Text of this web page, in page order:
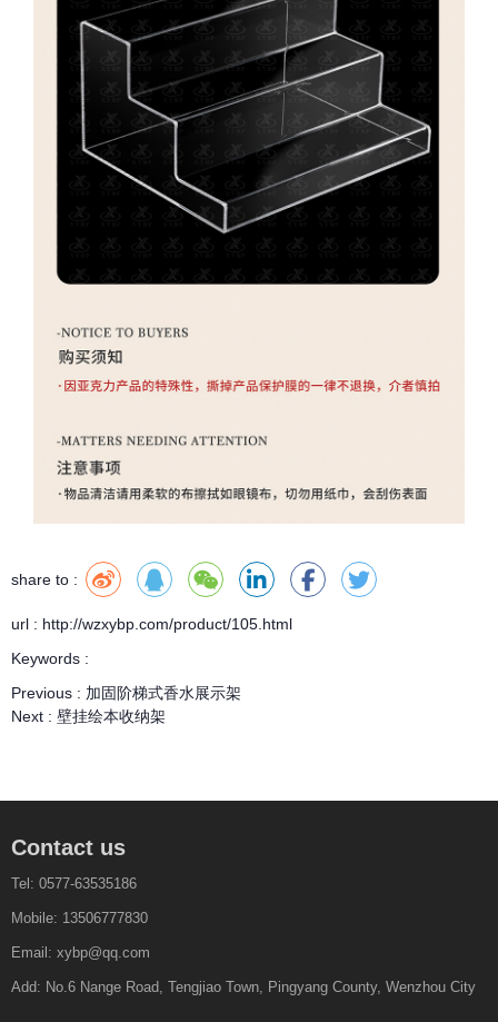
share to :
url : http://wzxybp.com/product/105.html
Keywords :
Previous : 加固阶梯式香水展示架
Next : 壁挂绘本收纳架
Contact us
Tel: 0577-63535186
Mobile: 13506777830
Email: xybp@qq.com
Add: No.6 Nange Road, Tengjiao Town, Pingyang County, Wenzhou City